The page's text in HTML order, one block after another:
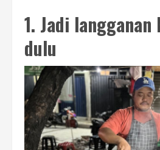
1. Jadi langganan
dulu